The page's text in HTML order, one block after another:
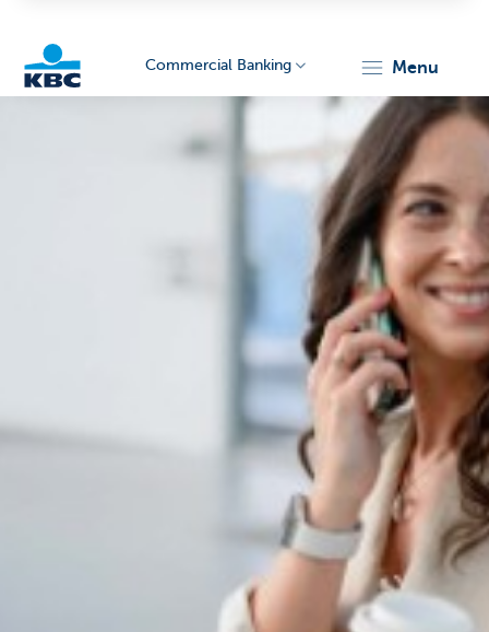
Commercial Banking menu